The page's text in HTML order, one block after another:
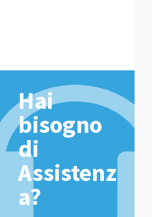
Hai
bisogno
di
Assistenz
a?